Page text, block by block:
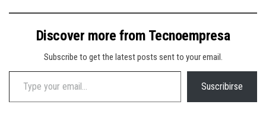
Discover more from Tecnoempresa
Subscribe to get the latest posts sent to your email.
Type your email…
Suscribirse